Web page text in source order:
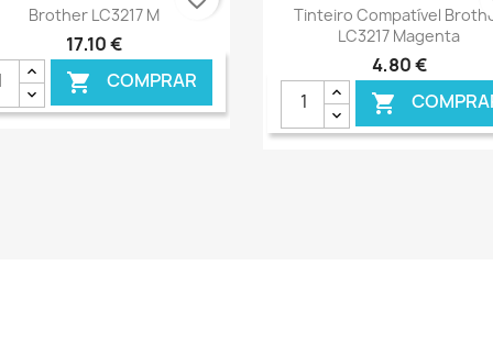
Ver+
Brother LC3217 M
17,10 €
 COMPRAR
Ver+
Tinteiro Compatível
LC3217 Magenta
4,80 €
